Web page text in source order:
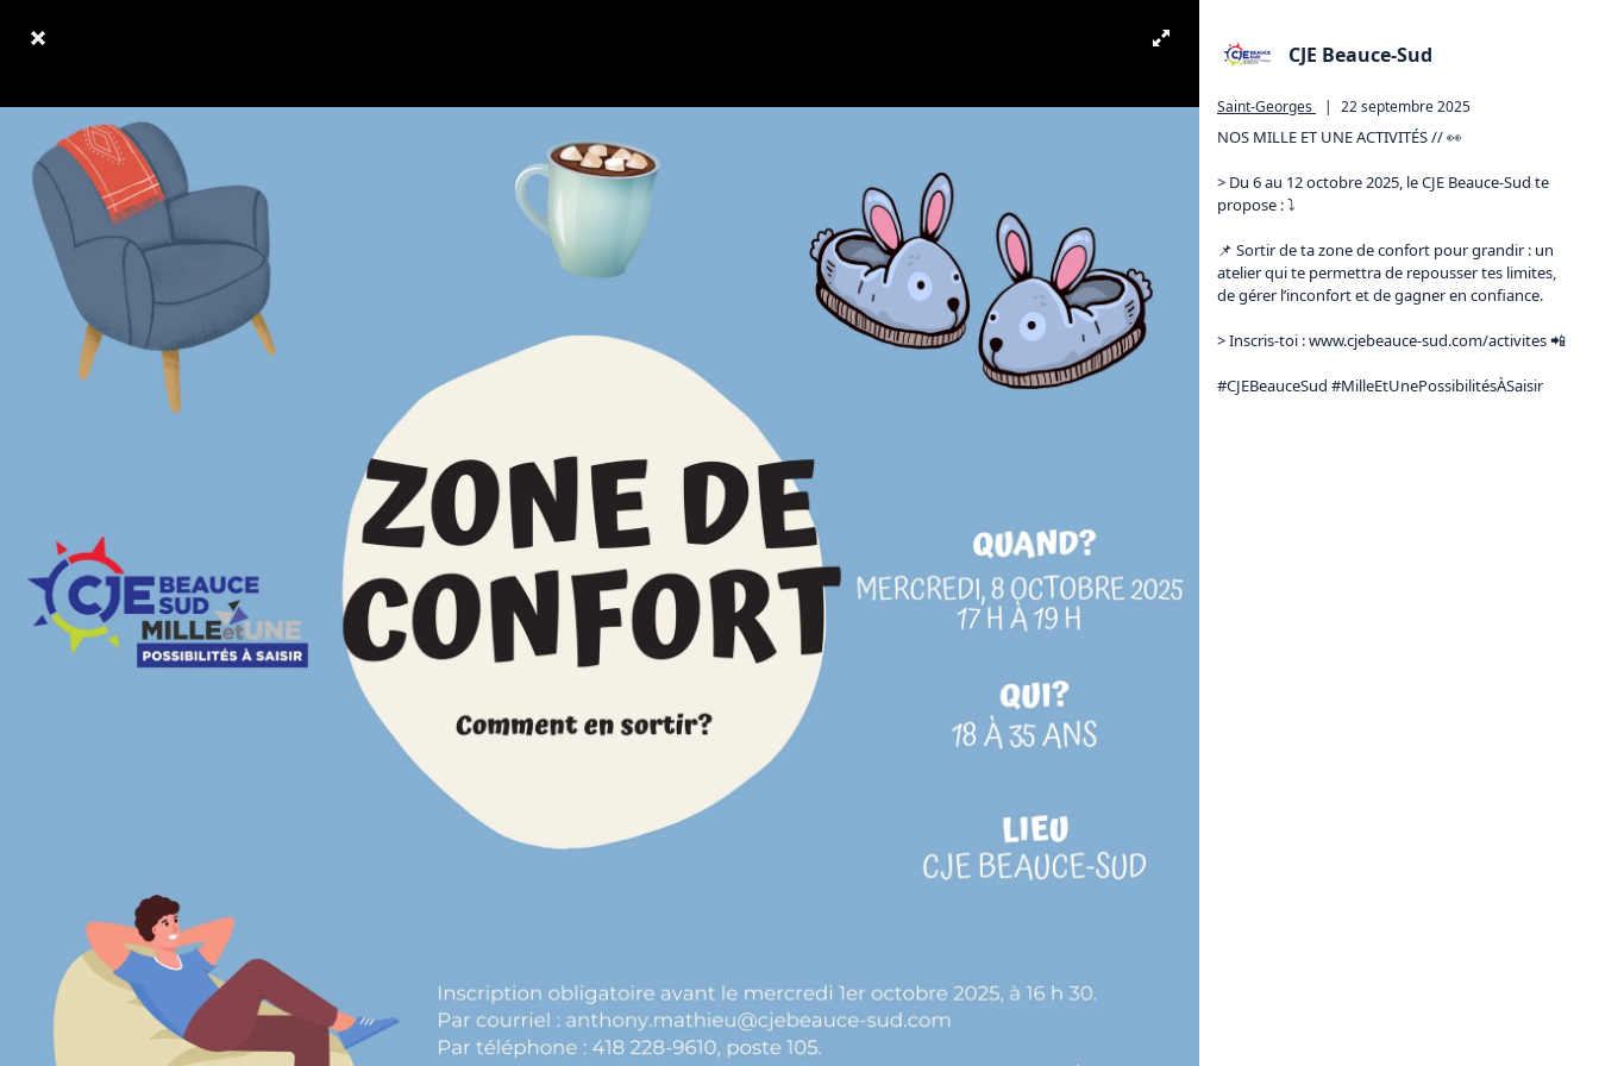
CJE Beauce-Sud
Saint-Georges | 22 septembre 2025
NOS MILLE ET UNE ACTIVITÉS // 👀
> Du 6 au 12 octobre 2025, le CJE Beauce-Sud te
propose : ⤵️
📌 Sortir de ta zone de confort pour grandir : un
atelier qui te permettra de repousser tes limites,
de gérer l’inconfort et de gagner en confiance.
> Inscris-toi : www.cjebeauce-sud.com/activites 📲
#CJEBeauceSud #MilleEtUnePossibilitésÀSaisir